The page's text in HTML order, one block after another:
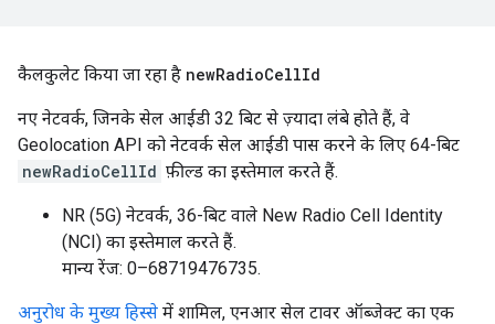
कैलकुलेट किया जा रहा है newRadioCellId
नए नेटवर्क, जिनके सेल आईडी 32 बिट से ज़्यादा लंबे होते हैं, वे
Geolocation API को नेटवर्क सेल आईडी पास करने के लिए 64-बिट
newRadioCellId फ़ील्ड का इस्तेमाल करते हैं.
NR (5G) नेटवर्क, 36-बिट वाले New Radio Cell Identity
(NCI) का इस्तेमाल करते हैं.
मान्य रेंज: 0–68719476735.
अनुरोध के मुख्य हिस्से में शामिल, एनआर सेल टावर ऑब्जेक्ट का एक